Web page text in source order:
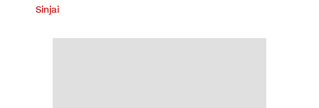
Sinjai